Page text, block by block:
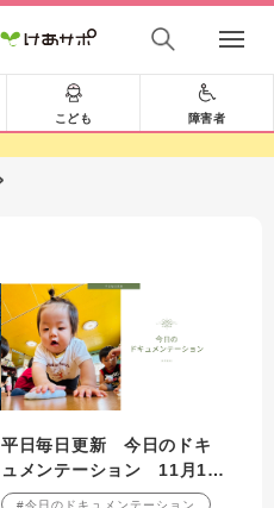
こども 障害者
平日毎日更新 今日のドキ
ュメンテーション 11月13
日公開
#今日のドキュメンテーション